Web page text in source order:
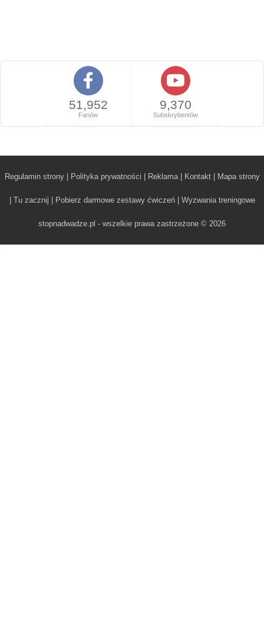
51,952
Fanów
9,370
Subskrybentów
Regulamin strony| Polityka prywatności Reklama| Kontakt| Mapa strony
Tu zacznij Pobierz darmowe zestawy ćwiczeń| Wyzwania treningowe
stopnadwadze.pl - wszelkie prawa zastrzeżone © 2026